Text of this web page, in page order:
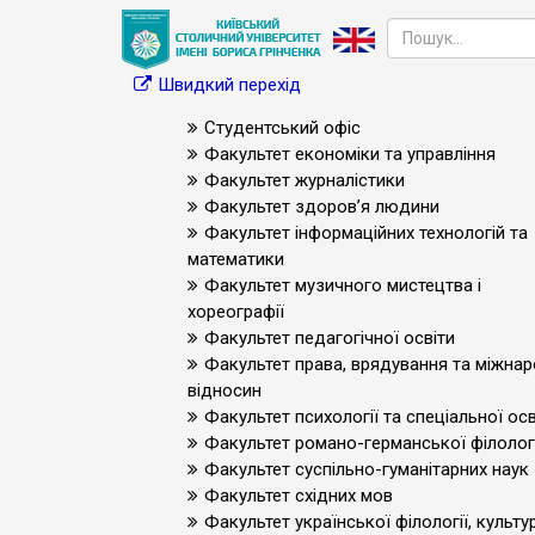
Швидкий перехід
Студентський офіс
Факультет економіки та управління
Факультет журналістики
Факультет здоров’я людини
Факультет інформаційних технологій та
математики
Факультет музичного мистецтва і
хореографії
Факультет педагогічної освіти
Факультет права, врядування та
відносин
Факультет психології та спеціальної
Факультет романо-германської
Факультет суспільно-гуманітарних наук
Факультет східних мов
Факультет української філології,